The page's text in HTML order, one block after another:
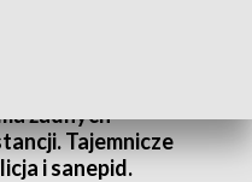
żadnych
Tajemnicze
i sanepid.